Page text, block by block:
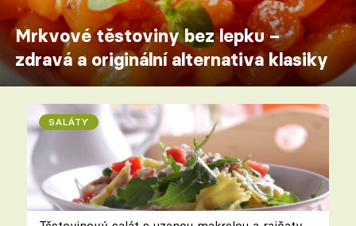
Mrkvové těstoviny bez lepku –
zdravá a originální alternativa klasiky
SALÁTY